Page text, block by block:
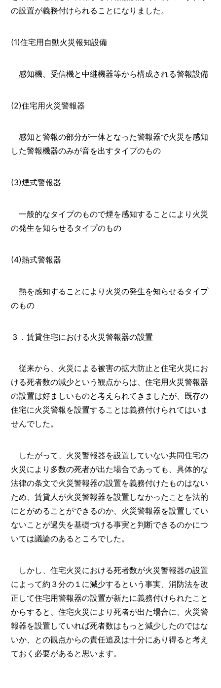
の設置が義務付けられることになりました。
(1)住宅用自動火災報知設備
感知機、受信機と中継機器等から構成される警報設備
(2)住宅用火災警報器
感知と警報の部分が一体となった警報器で火災を感知
した警報機器のみが音を出すタイプのもの
(3)煙式警報器
一般的なタイプのもので煙を感知することにより火災
の発生を知らせるタイプのもの
(4)熱式警報器
熱を感知することにより火災の発生を知らせるタイプ
のもの
３．賃貸住宅における火災警報器の設置
従来から、火災による被害の拡大防止と住宅火災にお
ける死者数の減少という観点からは、住宅用火災警報器
の設置は好ましいものと考えられてきましたが、既存の
住宅に火災警報を設置することは義務付けられてはいま
せんでした。
したがって、火災警報器を設置していない共同住宅の
火災により多数の死者が出た場合であっても、具体的な
法律の条文で火災警報器の設置を義務付けたものはない
ため、賃貸人が火災警報器を設置しなかったことを法的
にとがめることができるのか、火災警報器を設置してい
ないことが過失を基礎づける事実と判断できるのかにつ
いては議論のあるところでした。
しかし、住宅火災における死者数が火災警報器の設置
によって約３分の１に減少するという事実、消防法を改
正して住宅用警報器の設置が新たに義務付けられたこと
からすると、住宅火災により死者が出た場合に、火災警
報器を設置していれば死者数はもっと減少したのではな
いか、との観点からの責任追及は十分にあり得ると考え
ておく必要があると思います。